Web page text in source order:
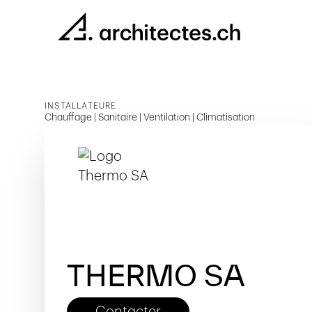
INSTALLATEURE
Chauffage | Sanitaire | Ventilation | Climatisation
THERMO SA